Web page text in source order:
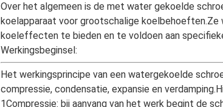
Over het algemeen is de met water gekoelde
koelapparaat voor grootschalige
koeleffecten te bieden en te voldoen aan
Werkingsbeginsel:
Het werkingsprincipe van een watergekoelde
compressie, condensatie, expansie en
1Compressie: bij aanvang van het werk begint de